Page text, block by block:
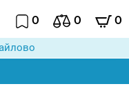
0 0 0